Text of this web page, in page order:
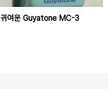
귀여운 Guyatone MC-3